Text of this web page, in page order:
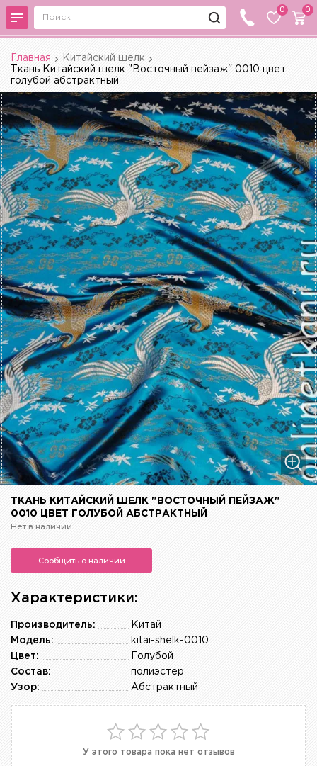
0 0
Главная
Китайский шелк
Ткань Китайский шелк "Восточный пейзаж" 0010 цвет
голубой абстрактный
ТКАНЬ КИТАЙСКИЙ ШЕЛК "ВОСТОЧНЫЙ ПЕЙЗАЖ"
0010 ЦВЕТ ГОЛУБОЙ АБСТРАКТНЫЙ
Нет в наличии
Сообщить о наличии
Характеристики:
Китай
Производитель:
kitai-shelk-0010
Модель:
Голубой
Цвет:
полиэстер
Состав:
Абстрактный
Узор:
У этого товара пока нет отзывов